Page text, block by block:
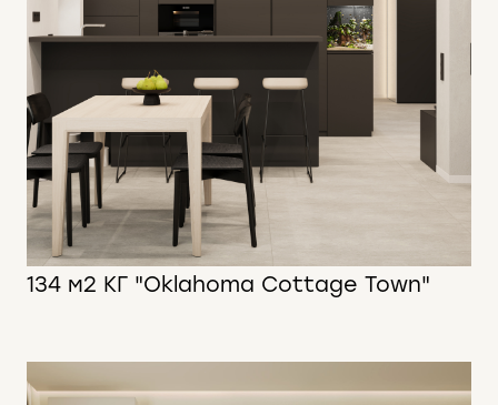
134 м2 КГ "Oklahoma Cottage Town"